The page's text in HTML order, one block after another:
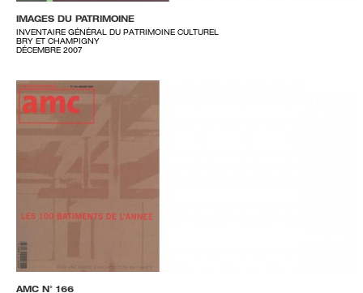
IMAGES DU PATRIMOINE
INVENTAIRE GÉNÉRAL DU PATRIMOINE CULTUREL
BRY ET CHAMPIGNY
DÉCEMBRE 2007
AMC N° 166